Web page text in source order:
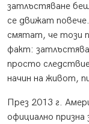
затлъстяване
се движат
смятат, че този
факт:
просто следствие
начин на живот,
През 2013 г.
официално